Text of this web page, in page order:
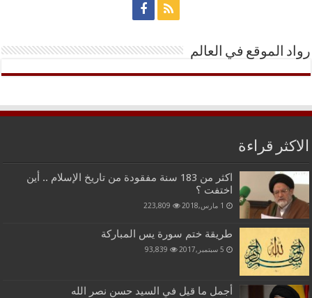
رواد الموقع في العالم
الاكثر قراءة
اكثر من 183 سنة مفقودة من تاريخ الإسلام .. أين
اختفت ؟
1 مارس,2018 223,809
طريقة ختم سورة يس المباركة
5 سبتمبر,2017 93,839
أجمل ما قيل في السيد حسن نصر الله